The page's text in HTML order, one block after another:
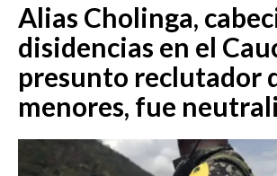
EMISIÓN 12:30 PM
EMISIÓN 7:00 PM
EMISIÓN 11:30 PM
Alias Cholinga,
disidencias en el
presunto reclutador
menores, fue